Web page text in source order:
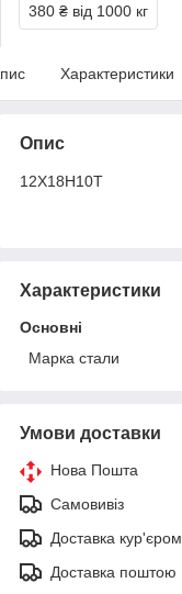
380 ₴ від 1000 кг
Характеристики
Опис
12Х18Н10Т
Характеристики
Основні
Марка стали
Умови доставки
Нова Пошта
Самовивіз
Доставка кур'єром
Доставка поштою